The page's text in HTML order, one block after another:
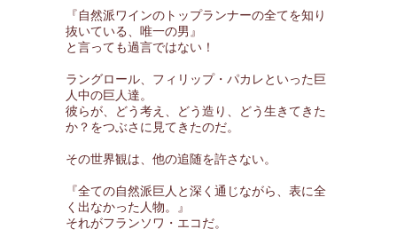
『自然派ワインのトップランナーの全てを知り
抜いている、唯一の男』
と言っても過言ではない！
ラングロール、フィリップ・パカレといった巨
人中の巨人達。
彼らが、どう考え、どう造り、どう生きてきた
か？をつぶさに見てきたのだ。
その世界観は、他の追随を許さない。
『全ての自然派巨人と深く通じながら、表に全
く出なかった人物。』
それがフランソワ・エコだ。